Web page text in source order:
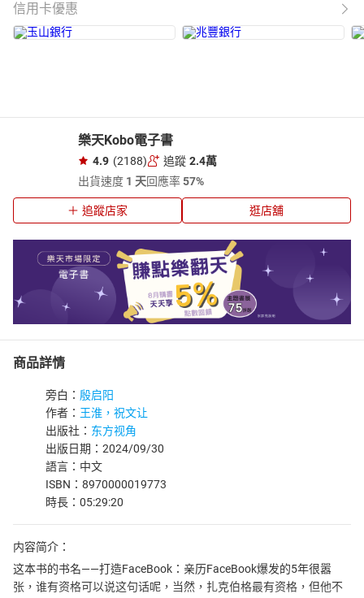
信用卡優惠
樂天Kobo電子書
4.9 (2188) 追蹤 2.4萬
出貨速度 1 天回應率57%
追蹤店家 逛店舖
商品詳情
旁白： 殷启阳
作者： 王淮，祝文让
出版社： 东方视角
出版日期：2024/09/30
語言：中文
ISBN：8970000019773
時長：05:29:20
内容简介：
这本书的书名——打造FaceBook：亲历FaceBook爆发的5年很嚣
张，谁有资格可以说这句话呢，当然，扎克伯格最有资格，但他不